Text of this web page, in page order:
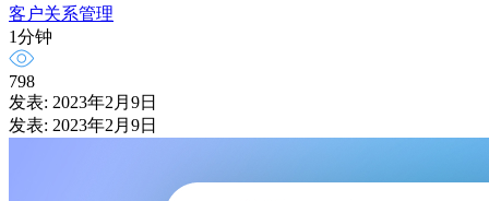
客户关系管理
1分钟
798
发表: 2023年2月9日
发表: 2023年2月9日